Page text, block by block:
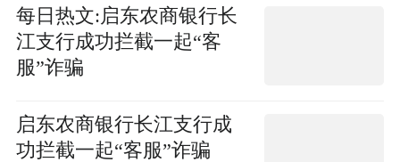
每日热文:启东农商银行长
江支行成功拦截一起“客
服”诈骗
启东农商银行长江支行成
功拦截一起“客服”诈骗